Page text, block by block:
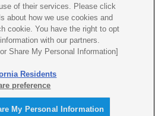
シーポリシー Cookie ポリシー
of their services. Please click
about how we use cookies and
cookie. You have the right to opt
with our partners.
Share My Personal Information]
Residents
preference
My Personal Information